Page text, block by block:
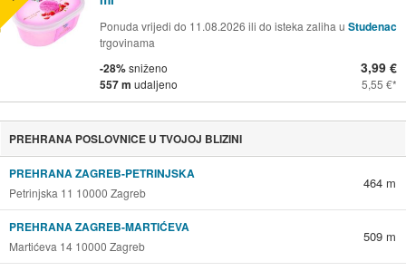
Ponuda vrijedi do 11.08.2026 ili do isteka zaliha u Studenac
trgovinama
-28%sniženo
557 m udaljeno
3,99 €
5,55 €
PREHRANA POSLOVNICE U TVOJOJ BLIZINI
PREHRANA ZAGREB-PETRINJSKA
Petrinjska 11 10000 Zagreb
464 m
PREHRANA ZAGREB-MARTIĆEVA
Martićeva 14 10000 Zagreb
509 m